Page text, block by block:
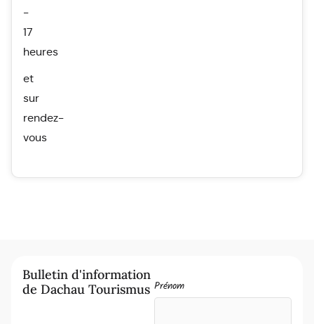
-
17
heures
et
sur
rendez-
vous
Bulletin d'information
de Dachau Tourismus Prénom